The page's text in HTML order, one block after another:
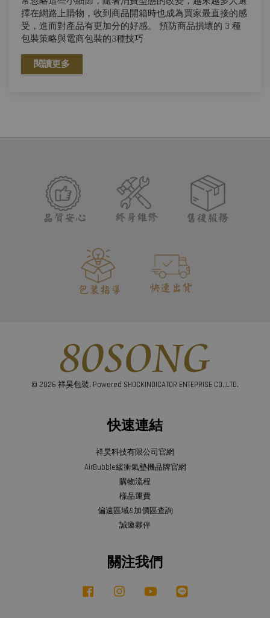
擇在網路上購物，收到商品開箱時也成為買家最直接的感
受，進而對產品有更加分的好感。 預防商品損壞的 3 種
包裝策略與電商包裝的3種技巧
閱讀更多
© 2026 祥昊包裝. Powered SHOCKINDICATOR ENTEPRISE CO.,LTD.
快速連結
祥昊科技有限公司官網
AirBubble緩衝氣墊機品牌官網
購物流程
樣品運費
偏遠區域&加價區查詢
誠邀夥伴
關注我們
Facebook Instagram YouTube